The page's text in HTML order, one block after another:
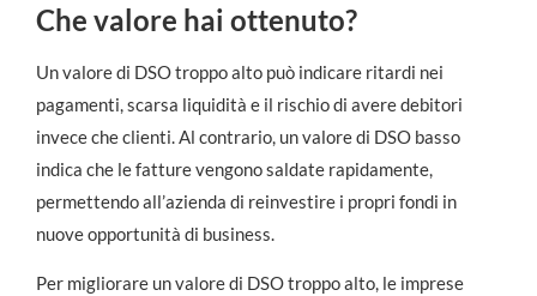
Che valore hai ottenuto?
Un valore di DSO troppo alto può indicare ritardi nei
pagamenti, scarsa liquidità e il rischio di avere debitori
invece che clienti. Al contrario, un valore di DSO basso
indica che le fatture vengono saldate rapidamente,
permettendo all’azienda di reinvestire i propri fondi in
nuove opportunità di business.
Per migliorare un valore di DSO troppo alto, le imprese